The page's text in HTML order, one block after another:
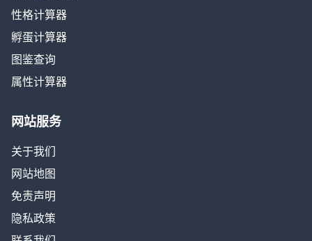
性格计算器
孵蛋计算器
图鉴查询
属性计算器
网站服务
关于我们
网站地图
免责声明
隐私政策